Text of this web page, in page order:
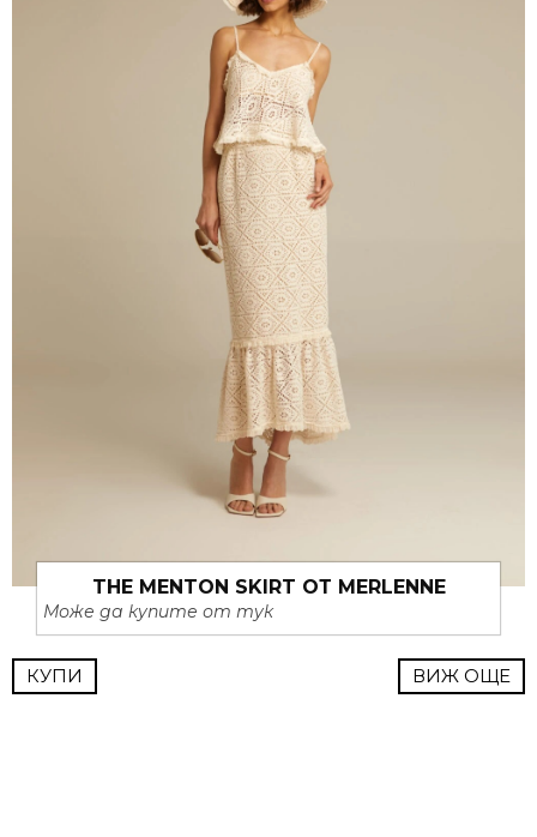
THE MENTON SKIRT ОТ MERLENNE
Може да купите от тук
КУПИ ВИЖ ОЩЕ